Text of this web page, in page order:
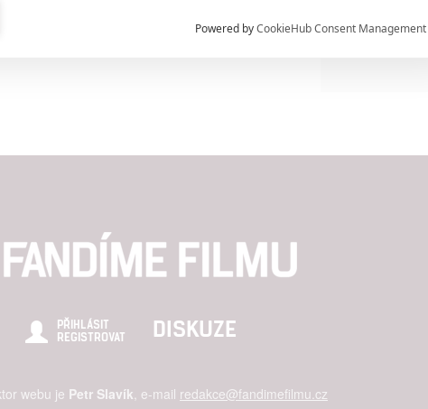
Velké preview:
maximálně
PŘIHLÁSIT
REGISTROVAT
DISKUZE
webu je Petr Slavík , e-mail redakce@fandimefilmu.cz
k informacím v zařízení

Powered byCookieHub Consent Management